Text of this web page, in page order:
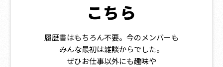
こちら
履歴書はもちろん不要。今のメンバーも
みんな最初は雑談からでした。
ぜひお仕事以外にも趣味や